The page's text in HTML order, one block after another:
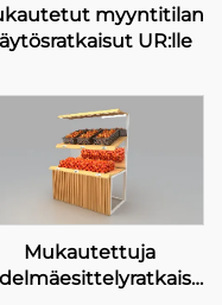
myyntitilan
UR:lle
Mukautettuja